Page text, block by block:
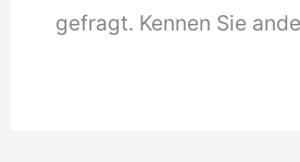
gefragt. Kennen Sie